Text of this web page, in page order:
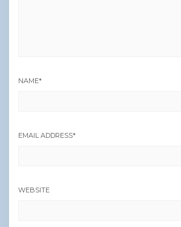
NAME*
EMAIL ADDRESS*
WEBSITE